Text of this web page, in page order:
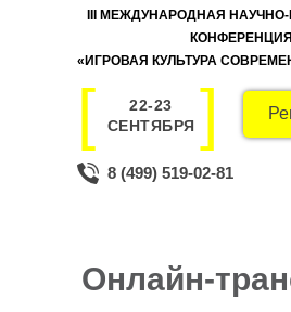
22-23
СЕНТЯБРЯ ]
[
III МЕЖДУНАРОДНАЯ
КОНФЕРЕНЦИЯ
«ИГРОВАЯ КУЛЬТУРА
8 (499) 519-02-81
22-23 СЕНТЯБРЯ
Онлайн-